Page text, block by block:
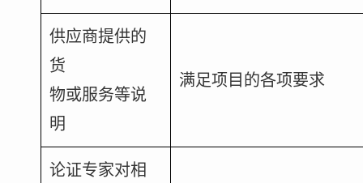
供应商提供的
货
物或服务等说
明
满足项目的各项要求
论证专家对相